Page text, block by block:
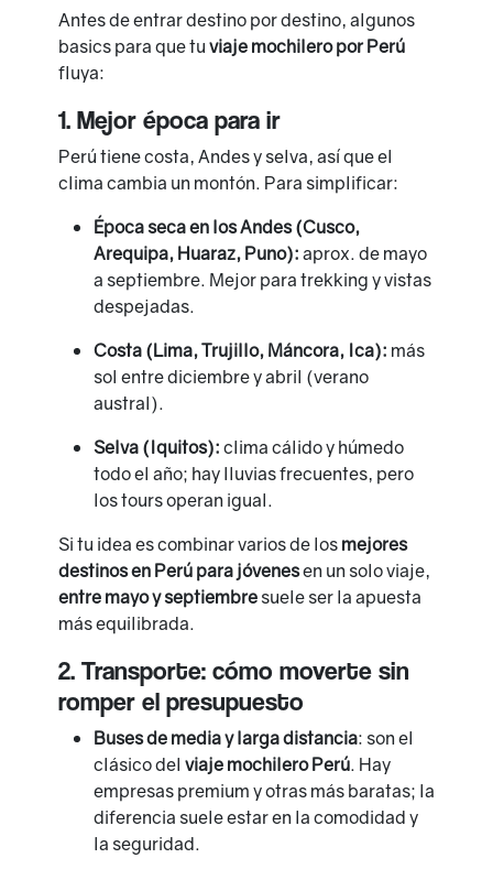
Antes de entrar destino por destino, algunos
basics para que tu viaje mochilero por Perú
fluya:
1. Mejor época para ir
Perú tiene costa, Andes y selva, así que el
clima cambia un montón. Para simplificar:
Época seca en los Andes (Cusco,
Arequipa, Huaraz, Puno): aprox. de mayo
a septiembre. Mejor para trekking y vistas
despejadas.
Costa (Lima, Trujillo, Máncora, Ica): más
sol entre diciembre y abril (verano
austral).
Selva (Iquitos): clima cálido y húmedo
todo el año; hay lluvias frecuentes, pero
los tours operan igual.
Si tu idea es combinar varios de los mejores
destinos en Perú para jóvenesen un solo viaje,
entre mayo y septiembresuele ser la apuesta
más equilibrada.
2. Transporte: cómo moverte sin
romper el presupuesto
Buses de media y larga distancia: son el
clásico del viaje mochilero Perú. Hay
empresas premium y otras más baratas; la
diferencia suele estar en la comodidad y
la seguridad.